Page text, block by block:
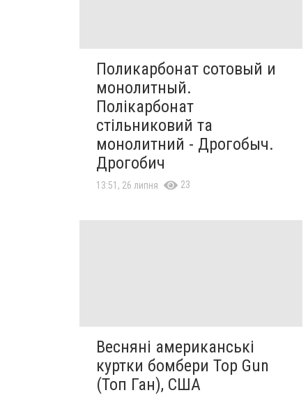
Поликарбонат сотовый и
монолитный.
Полікарбонат
стільниковий та
монолитний - Дрогобыч.
Дрогобич
13:51, 26 липня 23
Весняні американські
куртки бомбери Top Gun
(Топ Ган), США